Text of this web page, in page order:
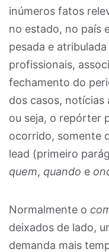
inúmeros fatos
no estado, no país
pesada e
profissionais,
fechamento do
dos casos, notícias
ou seja, o repórter
ocorrido, somente
lead (primeiro
quem, quando e
Normalmente o
deixados de lado,
demanda mais